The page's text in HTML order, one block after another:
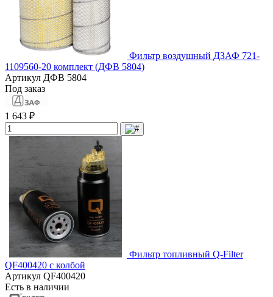
Фильтр воздушный ДЗАФ 721-
1109560-20 комплект (ДФВ 5804)
Артикул ДФВ 5804
Под заказ
1 643 ₽
Фильтр топливный Q-Filter
QF400420 с колбой
Артикул QF400420
Есть в наличии